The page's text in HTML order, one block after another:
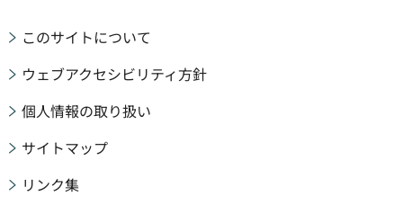
このサイトについて
ウェブアクセシビリティ方針
個人情報の取り扱い
サイトマップ
リンク集